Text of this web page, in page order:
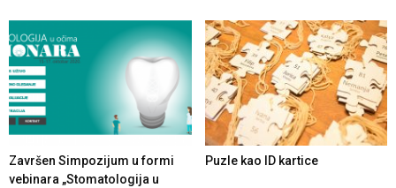
Završen Simpozijum u formi
vebinara „Stomatologija u
Puzle kao ID kartice